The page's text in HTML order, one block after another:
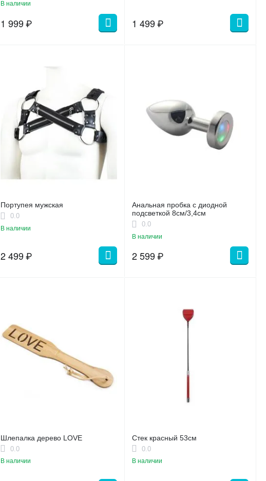
В наличии
1 999₽ 1 499₽
Портупея мужская
0.0
В наличии
2 499₽
Анальная пробка с диодной
подсветкой 8см/3,4см
0.0
В наличии
2 599₽
Шлепалка дерево LOVE
0.0
В наличии
Стек красный 53см
0.0
В наличии